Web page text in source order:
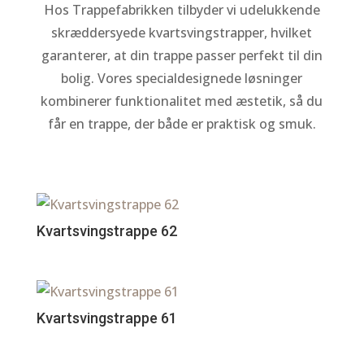
Hos Trappefabrikken tilbyder vi udelukkende
skræddersyede kvartsvingstrapper, hvilket
garanterer, at din trappe passer perfekt til din
bolig. Vores specialdesignede løsninger
kombinerer funktionalitet med æstetik, så du
får en trappe, der både er praktisk og smuk.
Kvartsvingstrappe 62
Kvartsvingstrappe 61